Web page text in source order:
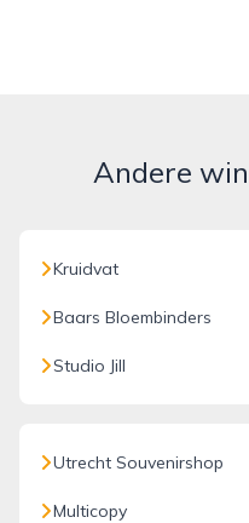
Andere
Kruidvat
Baars Bloembinders
Studio Jill
Utrecht Souvenirshop
Multicopy